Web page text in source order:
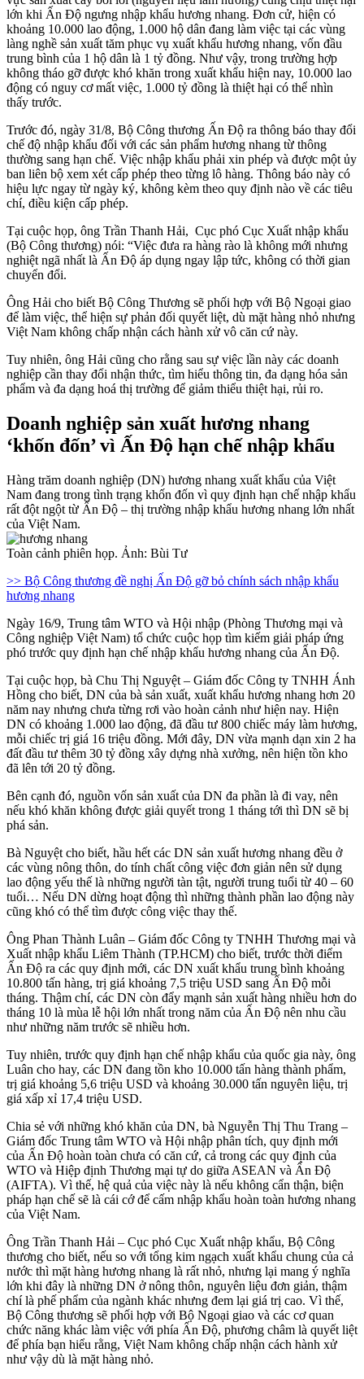
lớn khi Ấn Độ ngưng nhập khẩu hương nhang. Đơn cử, hiện có
khoảng 10.000 lao động, 1.000 hộ dân đang làm việc tại các vùng
làng nghề sản xuất tăm phục vụ xuất khẩu hương nhang, vốn đầu
trung bình của 1 hộ dân là 1 tỷ đồng. Như vậy, trong trường hợp
không tháo gỡ được khó khăn trong xuất khẩu hiện nay, 10.000 lao
động có nguy cơ mất việc, 1.000 tỷ đồng là thiệt hại có thể nhìn
thấy trước.
Trước đó, ngày 31/8, Bộ Công thương Ấn Độ ra thông báo thay đổi
chế độ nhập khẩu đối với các sản phẩm hương nhang từ thông
thường sang hạn chế. Việc nhập khẩu phải xin phép và được một ủy
ban liên bộ xem xét cấp phép theo từng lô hàng. Thông báo này có
hiệu lực ngay từ ngày ký, không kèm theo quy định nào về các tiêu
chí, điều kiện cấp phép.
Tại cuộc họp, ông Trần Thanh Hải, Cục phó Cục Xuất nhập khẩu
(Bộ Công thương) nói: “Việc đưa ra hàng rào là không mới nhưng
nghiệt ngã nhất là Ấn Độ áp dụng ngay lập tức, không có thời gian
chuyển đổi.
Ông Hải cho biết Bộ Công Thương sẽ phối hợp với Bộ Ngoại giao
để làm việc, thể hiện sự phản đối quyết liệt, dù mặt hàng nhỏ nhưng
Việt Nam không chấp nhận cách hành xử vô căn cứ này.
Tuy nhiên, ông Hải cũng cho rằng sau sự việc lần này các doanh
nghiệp cần thay đổi nhận thức, tìm hiểu thông tin, đa dạng hóa sản
phẩm và đa dạng hoá thị trường để giảm thiểu thiệt hại, rủi ro.
Doanh nghiệp sản xuất hương nhang
‘khốn đốn’ vì Ấn Độ hạn chế nhập khẩu
Hàng trăm doanh nghiệp (DN) hương nhang xuất khẩu của Việt
Nam đang trong tình trạng khốn đốn vì quy định hạn chế nhập khẩu
rất đột ngột từ Ấn Độ – thị trường nhập khẩu hương nhang lớn nhất
của Việt Nam.
Toàn cảnh phiên họp. Ảnh: Bùi Tư
>> Bộ Công thương đề nghị Ấn Độ gỡ bỏ chính sách nhập khẩu
hương nhang
Ngày 16/9, Trung tâm WTO và Hội nhập (Phòng Thương mại và
Công nghiệp Việt Nam) tổ chức cuộc họp tìm kiếm giải pháp ứng
phó trước quy định hạn chế nhập khẩu hương nhang của Ấn Độ.
Tại cuộc họp, bà Chu Thị Nguyệt – Giám đốc Công ty TNHH Ánh
Hồng cho biết, DN của bà sản xuất, xuất khẩu hương nhang hơn 20
năm nay nhưng chưa từng rơi vào hoàn cảnh như hiện nay. Hiện
DN có khoảng 1.000 lao động, đã đầu tư 800 chiếc máy làm hương,
mỗi chiếc trị giá 16 triệu đồng. Mới đây, DN vừa mạnh dạn xin 2 ha
đất đầu tư thêm 30 tỷ đồng xây dựng nhà xưởng, nên hiện tồn kho
đã lên tới 20 tỷ đồng.
Bên cạnh đó, nguồn vốn sản xuất của DN đa phần là đi vay, nên
nếu khó khăn không được giải quyết trong 1 tháng tới thì DN sẽ bị
phá sản.
Bà Nguyệt cho biết, hầu hết các DN sản xuất hương nhang đều ở
các vùng nông thôn, do tính chất công việc đơn giản nên sử dụng
lao động yếu thế là những người tàn tật, người trung tuổi từ 40 – 60
tuổi… Nếu DN dừng hoạt động thì những thành phần lao động này
cũng khó có thể tìm được công việc thay thế.
Ông Phan Thành Luân – Giám đốc Công ty TNHH Thương mại và
Xuất nhập khẩu Liêm Thành (TP.HCM) cho biết, trước thời điểm
Ấn Độ ra các quy định mới, các DN xuất khẩu trung bình khoảng
10.800 tấn hàng, trị giá khoảng 7,5 triệu USD sang Ấn Độ mỗi
tháng. Thậm chí, các DN còn đẩy mạnh sản xuất hàng nhiều hơn do
tháng 10 là mùa lễ hội lớn nhất trong năm của Ấn Độ nên nhu cầu
như những năm trước sẽ nhiều hơn.
Tuy nhiên, trước quy định hạn chế nhập khẩu của quốc gia này, ông
Luân cho hay, các DN đang tồn kho 10.000 tấn hàng thành phẩm,
trị giá khoảng 5,6 triệu USD và khoảng 30.000 tấn nguyên liệu, trị
giá xấp xỉ 17,4 triệu USD.
Chia sẻ với những khó khăn của DN, bà Nguyễn Thị Thu Trang –
Giám đốc Trung tâm WTO và Hội nhập phân tích, quy định mới
của Ấn Độ hoàn toàn chưa có căn cứ, cả trong các quy định của
WTO và Hiệp định Thương mại tự do giữa ASEAN và Ấn Độ
(AIFTA). Vì thế, hệ quả của việc này là nếu không cẩn thận, biện
pháp hạn chế sẽ là cái cớ để cấm nhập khẩu hoàn toàn hương nhang
của Việt Nam.
Ông Trần Thanh Hải – Cục phó Cục Xuất nhập khẩu, Bộ Công
thương cho biết, nếu so với tổng kim ngạch xuất khẩu chung của cả
nước thì mặt hàng hương nhang là rất nhỏ, nhưng lại mang ý nghĩa
lớn khi đây là những DN ở nông thôn, nguyên liệu đơn giản, thậm
chí là phế phẩm của ngành khác nhưng đem lại giá trị cao. Vì thế,
Bộ Công thương sẽ phối hợp với Bộ Ngoại giao và các cơ quan
chức năng khác làm việc với phía Ấn Độ, phương châm là quyết liệt
để phía bạn hiểu rằng, Việt Nam không chấp nhận cách hành xử
như vậy dù là mặt hàng nhỏ.